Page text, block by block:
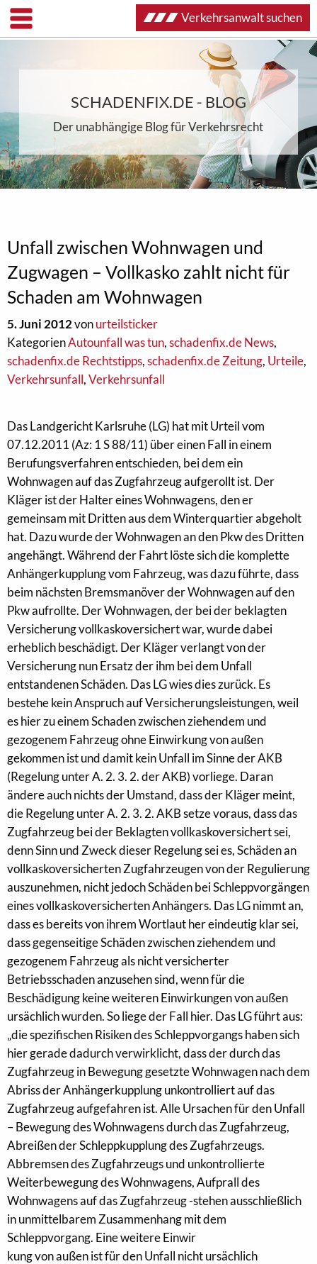
SCHADENFIX.DE - BLOG
Der unabhängige Blog für Verkehrsrecht
Unfall zwischen Wohnwagen und
Zugwagen – Vollkasko zahlt nicht für
Schaden am Wohnwagen
5. Juni 2012vonurteilsticker
KategorienAutounfall was tun,schadenfix.de News,
schadenfix.de Rechtstipps,schadenfix.de Zeitung, Urteile,
Verkehrsunfall,Verkehrsunfall
Das Landgericht Karlsruhe (LG) hat mit Urteil vom
07.12.2011 (Az: 1 S 88/11) über einen Fall in einem
Berufungsverfahren entschieden, bei dem ein
Wohnwagen auf das Zugfahrzeug aufgerollt ist. Der
Kläger ist der Halter eines Wohnwagens, den er
gemeinsam mit Dritten aus dem Winterquartier abgeholt
hat. Dazu wurde der Wohnwagen an den Pkw des Dritten
angehängt. Während der Fahrt löste sich die komplette
Anhängerkupplung vom Fahrzeug, was dazu führte, dass
beim nächsten Bremsmanöver der Wohnwagen auf den
Pkw aufrollte. Der Wohnwagen, der bei der beklagten
Versicherung vollkaskoversichert war, wurde dabei
erheblich beschädigt. Der Kläger verlangt von der
Versicherung nun Ersatz der ihm bei dem Unfall
entstandenen Schäden. Das LG wies dies zurück. Es
bestehe kein Anspruch auf Versicherungsleistungen, weil
es hier zu einem Schaden zwischen ziehendem und
gezogenem Fahrzeug ohne Einwirkung von außen
gekommen ist und damit kein Unfall im Sinne der AKB
(Regelung unter A. 2. 3. 2. der AKB) vorliege. Daran
ändere auch nichts der Umstand, dass der Kläger meint,
die Regelung unter A. 2. 3. 2. AKB setze voraus, dass das
Zugfahrzeug bei der Beklagten vollkaskoversichert sei,
denn Sinn und Zweck dieser Regelung sei es, Schäden an
vollkaskoversicherten Zugfahrzeugen von der Regulierung
auszunehmen, nicht jedoch Schäden bei Schleppvorgängen
eines vollkaskoversicherten Anhängers. Das LG nimmt an,
dass es bereits von ihrem Wortlaut her eindeutig klar sei,
dass gegenseitige Schäden zwischen ziehendem und
gezogenem Fahrzeug als nicht versicherter
Betriebsschaden anzusehen sind, wenn für die
Beschädigung keine weiteren Einwirkungen von außen
ursächlich wurden. So liege der Fall hier. Das LG führt aus:
„die spezifischen Risiken des Schleppvorgangs haben sich
hier gerade dadurch verwirklicht, dass der durch das
Zugfahrzeug in Bewegung gesetzte Wohnwagen nach dem
Abriss der Anhängerkupplung unkontrolliert auf das
Zugfahrzeug aufgefahren ist. Alle Ursachen für den Unfall
– Bewegung des Wohnwagens durch das Zugfahrzeug,
Abreißen der Schleppkupplung des Zugfahrzeugs.
Abbremsen des Zugfahrzeugs und unkontrollierte
Weiterbewegung des Wohnwagens, Aufprall des
Wohnwagens auf das Zugfahrzeug -stehen ausschließlich
in unmittelbarem Zusammenhang mit dem
Schleppvorgang. Eine weitere Einwir
kung von außen ist für den Unfall nicht ursächlich
Verkehrsanwalt suchen